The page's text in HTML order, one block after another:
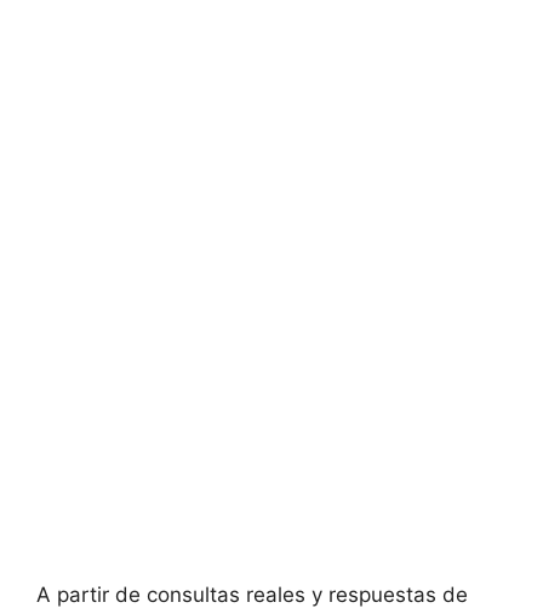
A partir de consultas reales y respuestas de